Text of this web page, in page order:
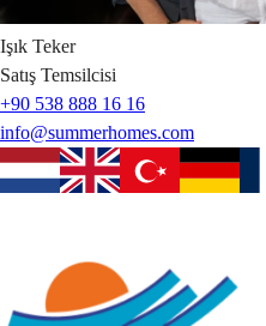
Işık Teker
Satış Temsilcisi
+90 538 888 16 16
info@summerhomes.com